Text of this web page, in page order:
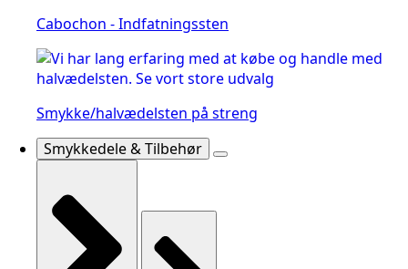
Cabochon - Indfatningssten
Smykke/halvædelsten på streng
Smykkedele & Tilbehør